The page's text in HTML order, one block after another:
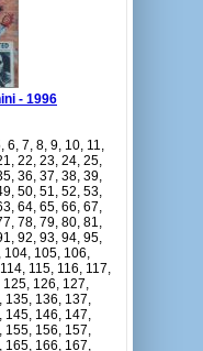
- 1996
6, 7, 8, 9, 10, 11,
22, 23, 24, 25,
36, 37, 38, 39,
50, 51, 52, 53,
64, 65, 66, 67,
78, 79, 80, 81,
92, 93, 94, 95,
104, 105, 106,
115, 116, 117,
125, 126, 127,
135, 136, 137,
145, 146, 147,
155, 156, 157,
165, 166, 167,